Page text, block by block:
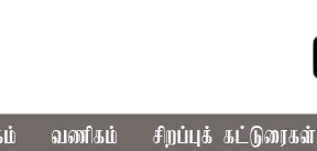
வணிகம் சிறப்புக் கட்டுரைகள்